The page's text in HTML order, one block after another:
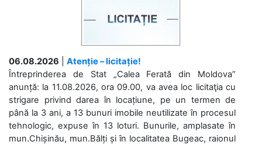
06.08.2026
Atenție – licitație!
Întreprinderea de Stat „Calea Ferată din Moldova”
anunță: la 11.08.2026, ora 09.00, va avea loc licitaţia cu
strigare privind darea în locațiune, pe un termen de
până la 3 ani, a 13 bunuri imobile neutilizate în procesul
tehnologic, expuse în 13 loturi. Bunurile, amplasate în
mun.Chișinău, mun.Bălți și în localitatea Bugeac, raionul